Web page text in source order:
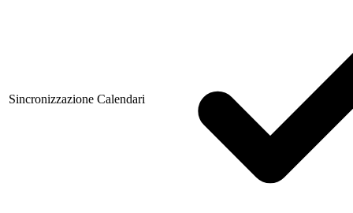
Sincronizzazione Calendari